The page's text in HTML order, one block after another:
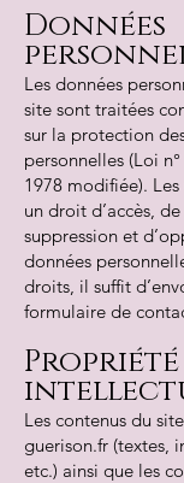
Données
Les données
site sont traitées
sur la protection
personnelles (Loi
1978 modifiée).
un droit d’accès,
suppression et
données
droits, il suffit
formulaire de
Propriété
Les contenus du
guerison.fr (textes,
etc.) ainsi que les